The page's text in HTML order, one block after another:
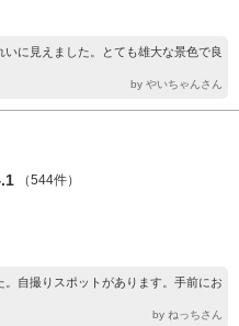
に見えました。とても雄大な景色で良
by やいちゃんさん
（544件）
自撮りスポットがあります。手前にお
by ねっちさん